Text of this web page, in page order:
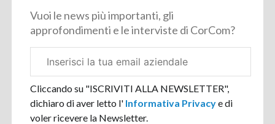
Vuoi le news più importanti, gli
approfondimenti e le interviste di CorCom?
aziendale
Cliccando su "ISCRIVITI ALLA NEWSLETTER",
dichiaro di aver letto l' Informativa Privacye di
voler ricevere la Newsletter.